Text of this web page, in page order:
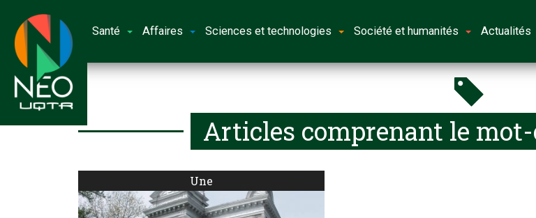
Santé Affaires Sciences et technologies Société et humanités Actualités
Articles comprenant le mot-
Une